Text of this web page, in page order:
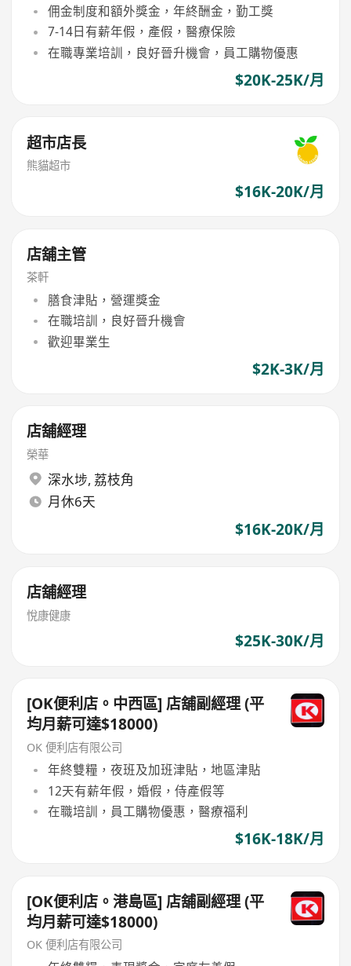
佣金制度和額外獎金，年終酬金，勤工獎
7-14日有薪年假，產假，醫療保險
在職專業培訓，良好晉升機會，員工購物優惠
$20K-25K/月
超市店長
熊貓超市
$16K-20K/月
店舖主管
茶軒
膳食津貼，營運獎金
在職培訓，良好晉升機會
歡迎畢業生
$2K-3K/月
店舖經理
榮華
深水埗, 荔枝角
月休6天
$16K-20K/月
店舖經理
悅康健康
$25K-30K/月
[OK便利店。中西區] 店舖副經理 (平
均月薪可達$18000)
OK 便利店有限公司
年終雙糧，夜班及加班津貼，地區津貼
12天有薪年假，婚假，侍產假等
在職培訓，員工購物優惠，醫療福利
$16K-18K/月
[OK便利店。港島區] 店舖副經理 (平
均月薪可達$18000)
OK 便利店有限公司